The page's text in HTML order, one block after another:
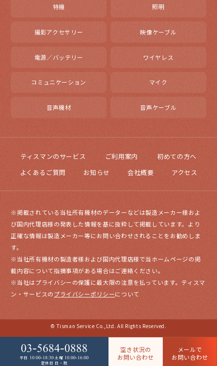
特機 照明
撮影アクセサリー 映像ケーブル
電源／バッテリー ワイヤレス
コミュニケーション マイク
音声機材 音声ケーブル
ティスマンのサービス ご利用案内
初めての方へ
よくあるご質問
お知らせ 会社概要 アクセス
※掲載されている当社所有機材のデーターなどは製造メーカー様およ
び国内代理店様の発表した情報を基に抜粋して掲載しています。より
正確な情報は製造メーカー等にお問い合わせされることをお勧めしま
す。
※当社所有機材の製造者様および国内代理店様で当ホームページの掲
載内容について指摘事項がある場合はご連絡ください。
※当社はプライバシーの保護に最大限の注意を払っています。ティスマ
ン・サービスのプライバシーポリシーについて
© Tisman Service Co.,Ltd. All Rights Reserved.
03-5684-0888
平日 10:00-18:30土曜 10:00-16:00
定休日 日・祝
空き状況の
お問い合わせ
メールで
お問い合わせ